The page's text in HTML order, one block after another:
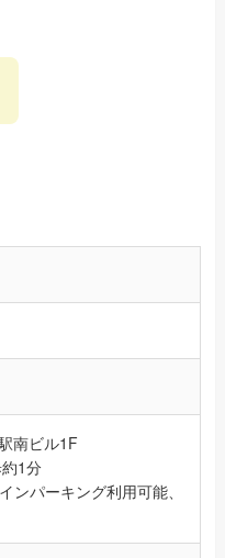
南ビル1F
1分
ンパーキング利用可能、